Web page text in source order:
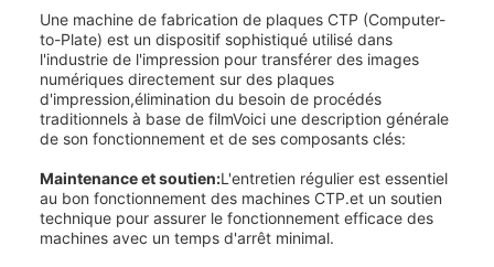
Une machine de fabrication de plaques CTP (Computer-
to-Plate) est un dispositif sophistiqué utilisé dans
l'industrie de l'impression pour transférer des images
numériques directement sur des plaques
d'impression,élimination du besoin de procédés
traditionnels à base de filmVoici une description générale
de son fonctionnement et de ses composants clés:
Maintenance et soutien:L'entretien régulier est essentiel
au bon fonctionnement des machines CTP.et un soutien
technique pour assurer le fonctionnement efficace des
machines avec un temps d'arrêt minimal.